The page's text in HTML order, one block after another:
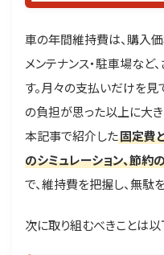
車の年間維持費は、購入価
メンテナンス・駐車場など
す。月々の支払いだけを
の負担が思った以上に大き
本記事で紹介した固定費
のシミュレーション、節約
で、維持費を把握し、無駄
次に取り組むべきことは以